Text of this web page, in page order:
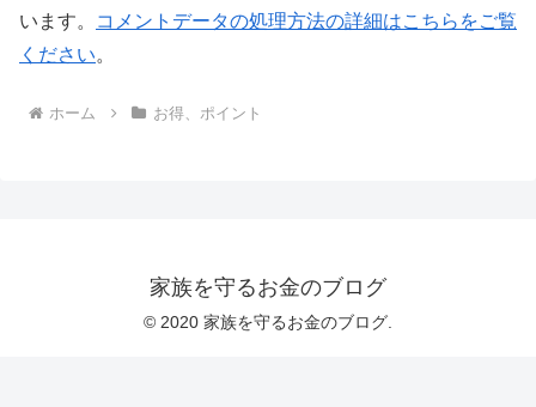
います。
コメントデータの処理方法の詳細はこちらをご覧
ください。
ホーム お得、ポイント
家族を守るお金のブログ
© 2020 家族を守るお金のブログ.